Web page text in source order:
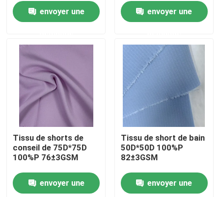
Visite d'usine
Contact
nouvelles
Tous les cas
Tissu de mémoire de polyester
Tissu de taffetas de polyester
envoyer une envoyer une
Tissu de shorts de
conseil de 75D*75D
100%P 76±3GSM
envoyer une
Tissu de short de bain
50D*50D 100%P
82±3GSM
envoyer une